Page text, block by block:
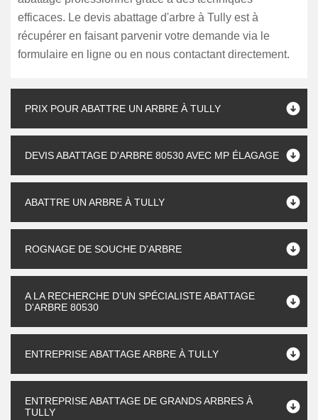
efficaces. Le devis abattage d'arbre à Tully est à
récupérer en faisant parvenir votre demande via le
formulaire en ligne ou en nous contactant directement.
PRIX POUR ABATTRE UN ARBRE À TULLY
DEVIS ABATTAGE D'ARBRE 80530 AVEC MP ÉLAGAGE
ABATTRE UN ARBRE À TULLY
ROGNAGE DE SOUCHE D’ARBRE
A LA RECHERCHE D’UN SPÉCIALISTE ABATTAGE
D'ARBRE 80530
ENTREPRISE ABATTAGE ARBRE À TULLY
ENTREPRISE ABATTAGE DE GRANDS ARBRES À
TULLY